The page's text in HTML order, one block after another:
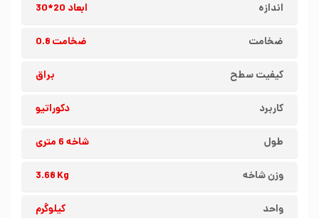
اندازه ابعاد 20*30
ضخامت ضخامت 0.8
کیفیت سطح براق
کاربرد دکوراتیو
طول شاخه 6 متری
وزن شاخه 3.68 Kg
واحد کیلوگرم